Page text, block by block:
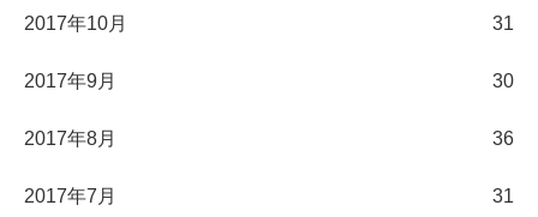
2017年10月 31
2017年9月 30
2017年8月 36
2017年7月 31